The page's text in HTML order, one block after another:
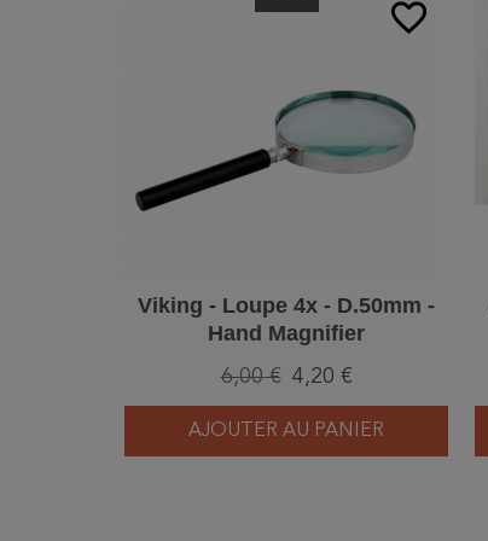
favorite_border
Viking - Loupe 4x - D.50mm -
Hand Magnifier
6,00 € 4,20 €
AJOUTER AU PANIER